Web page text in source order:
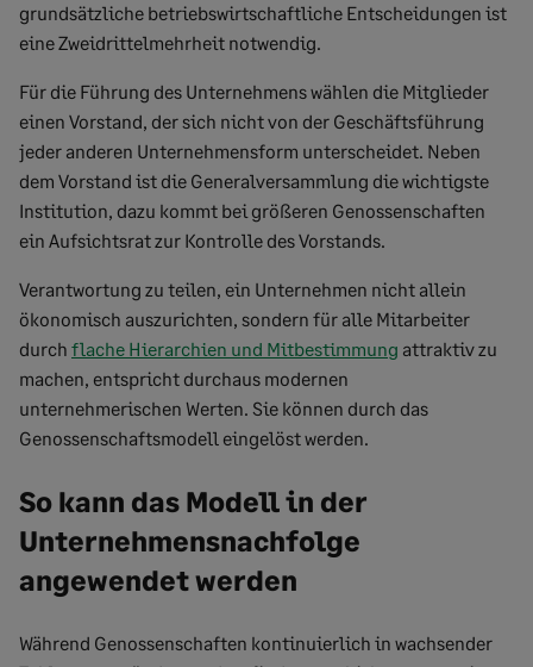
grundsätzliche betriebswirtschaftliche Entscheidungen ist
eine Zweidrittelmehrheit notwendig.
Für die Führung des Unternehmens wählen die Mitglieder
einen Vorstand, der sich nicht von der Geschäftsführung
jeder anderen Unternehmensform unterscheidet. Neben
dem Vorstand ist die Generalversammlung die wichtigste
Institution, dazu kommt bei größeren Genossenschaften
ein Aufsichtsrat zur Kontrolle des Vorstands.
Verantwortung zu teilen, ein Unternehmen nicht allein
ökonomisch auszurichten, sondern für alle Mitarbeiter
durch flache Hierarchien und Mitbestimmung attraktiv zu
machen, entspricht durchaus modernen
unternehmerischen Werten. Sie können durch das
Genossenschaftsmodell eingelöst werden.
So kann das Modell in der
Unternehmensnachfolge
angewendet werden
Während Genossenschaften kontinuierlich in wachsender